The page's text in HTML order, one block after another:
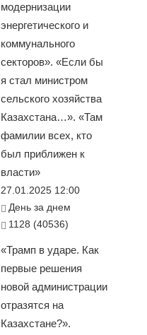
модернизации
энергетического и
коммунального
секторов». «Если бы
я стал министром
сельского хозяйства
Казахстана…». «Там
фамилии всех, кто
был приближен к
власти»
27.01.2025 12:00
День за днем
1128 (40536)
«Трамп в ударе. Как
первые решения
новой администрации
отразятся на
Казахстане?».